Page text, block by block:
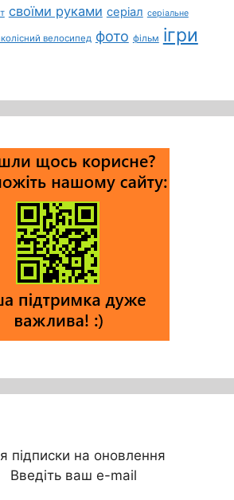
своїми руками серіал серіальне
велосипед фото фільм ігри
підписки на оновлення
Введіть ваш e-mail